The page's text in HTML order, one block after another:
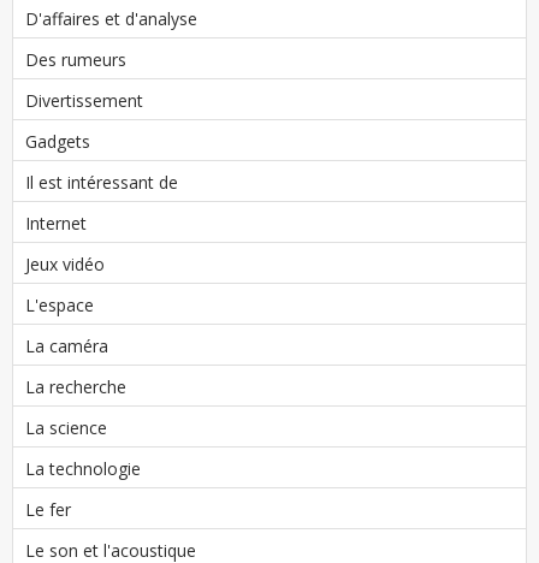
D'affaires et d'analyse
Des rumeurs
Divertissement
Gadgets
Il est intéressant de
Internet
Jeux vidéo
L'espace
La caméra
La recherche
La science
La technologie
Le fer
Le son et l'acoustique